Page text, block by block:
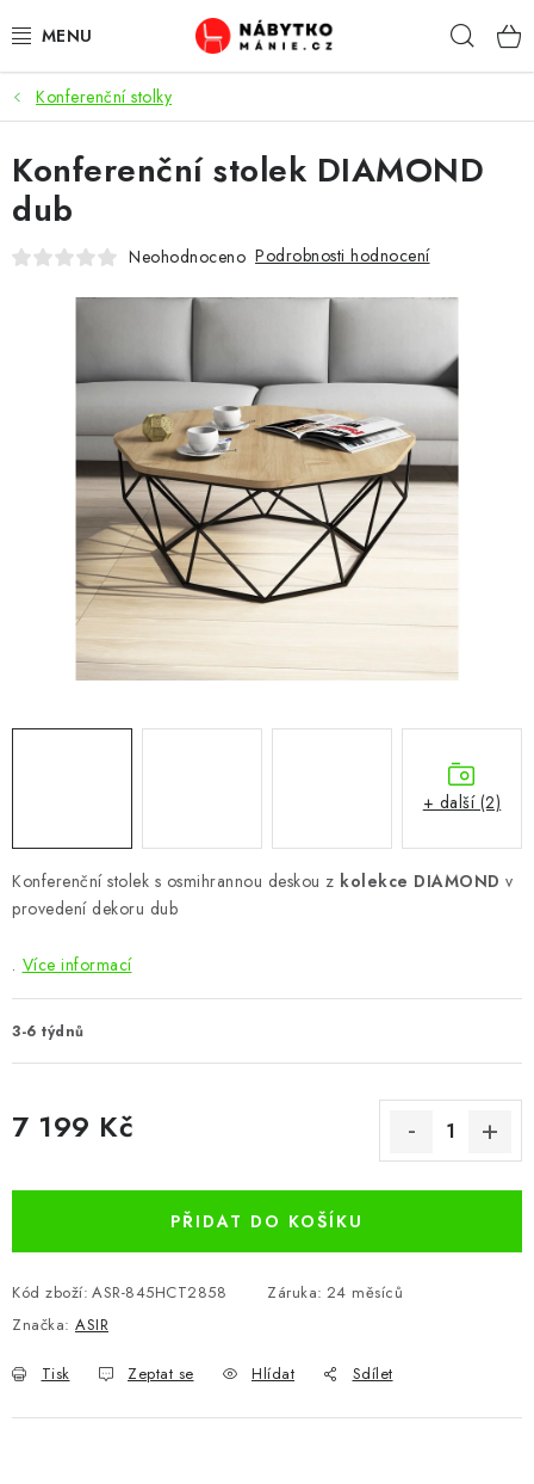
na
OBÝVACÍ POKOJ
KUCHYŇ A JÍDELNA
LOŽNICE
KOUPELNA A WC
PŘEDSÍŇ
CHOVATELSKÉ POTŘEBY
DOPLŇKY A DEKORACE
ZAHRADA
OSTATNÍ
VÝPRODEJ
Vše o nákupu Info
Kontakty
Bonusový program NBM+
Konferenční stolky
Konferenční stolek s osmihrannou deskou z kolekce DIAMOND v
provedení dekoru dub
. Více informací
3-6 týdnů
7 199 Kč
PŘIDAT DO KOŠÍKU
Kód zboží: ASR-845HCT2858 Záruka: 24 měsíců
Značka: ASIR
Tisk Zeptat se Hlídat Sdílet
Konferenční stolek DIAMOND
dub
Neohodnoceno Podrobnosti hodnocení
+ další (2)